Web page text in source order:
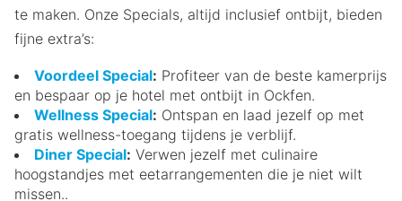
te maken. Onze Specials, altijd inclusief ontbijt, bieden
fijne extra’s:
Voordeel Special: Profiteer van de beste kamerprijs
en bespaar op je hotel met ontbijt in Ockfen.
Wellness Special: Ontspan en laad jezelf op met
gratis wellness-toegang tijdens je verblijf.
Diner Special: Verwen jezelf met culinaire
hoogstandjes met eetarrangementen die je niet wilt
missen..